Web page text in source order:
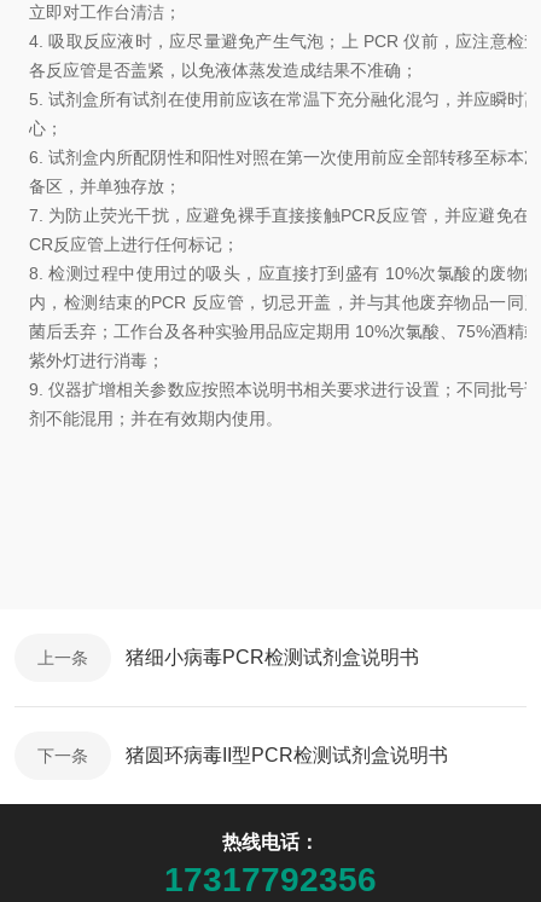
立即对工作台清洁 ；
4.吸取反应液时，应尽量避免产生气泡 ； 上 PCR 仪前，应注意检查
各反应管是否盖紧，以免液体蒸发造成结果不准确 ；
5.试剂盒所有试剂在使用前应该在常温下充分融化混匀，并应瞬时离
心；
6.试剂盒内所配阴性和阳性对照在第一次使用前应全部转移至标本准
备区，并单独存放 ；
7. 为防止荧光干扰，应避免裸手直接接触PCR反应管，并应避免在
CR反应管上进行任何标记 ；
8.检测过程中使用过的吸头，应直接打到盛有 10%次氯酸的废物缸
内，检测结束的PCR 反应管，切忌开盖，并与其他废弃物品一同灭
菌后丢弃 ； 工作台及各种实验用品应定期用 10%次氯酸、 75%酒精或
紫外灯进行消毒 ；
9.仪器扩增相关参数应按照本说明书相关要求进行设置； 不同批号试
剂不能混用 ； 并在有效期内使用。
上一条 猪细小病毒PCR检测试剂盒说明书
下一条 猪圆环病毒II型PCR检测试剂盒说明书
热线电话：
17317792356